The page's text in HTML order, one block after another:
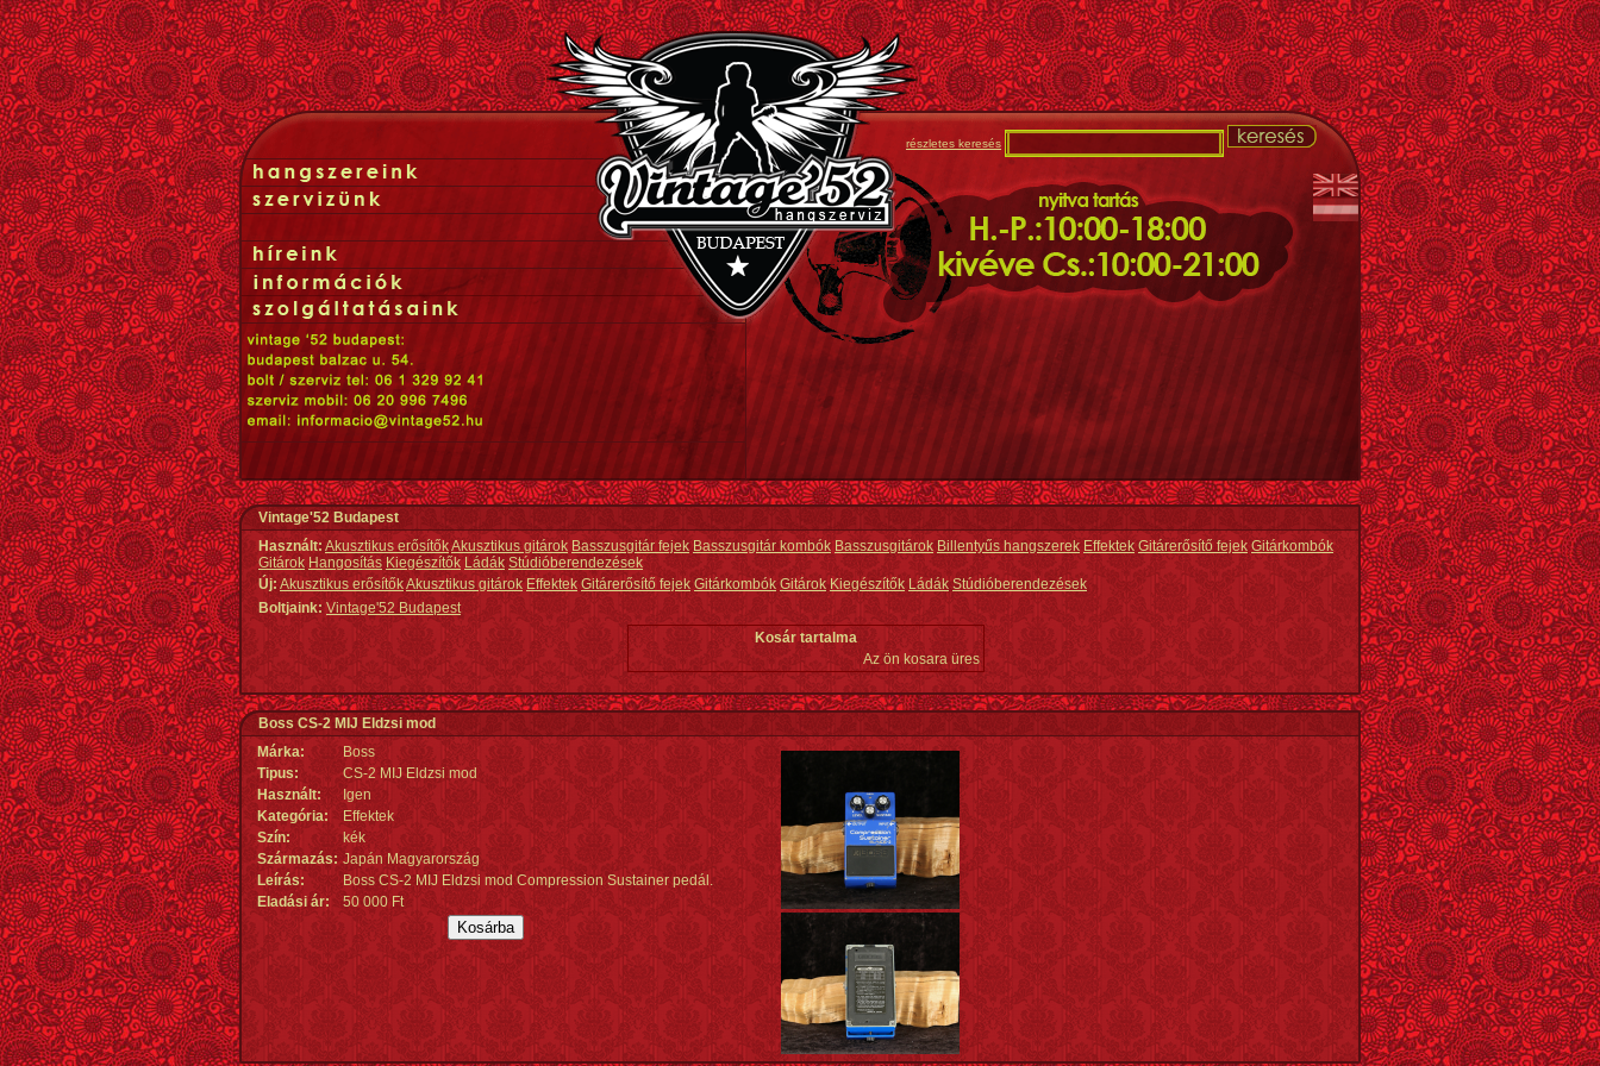
részletes keresés
Vintage'52 Budapest
Használt: Akusztikus erősítőkAkusztikus gitárok Basszusgitár fejek Basszusgitár kombók Basszusgitárok Billentyűs hangszerek Effektek Gitárerősítő fejek Gitárkombók
Gitárok Hangosítás Kiegészítők Ládák Stúdióberendezések
Új:Akusztikus erősítőkAkusztikus gitárok Effektek Gitárerősítő fejek Gitárkombók Gitárok Kiegészítők Ládák Stúdióberendezések
Boltjaink: Vintage'52 Budapest
Kosár tartalma
Az ön kosara üres
Boss CS-2 MIJ Eldzsi mod
Márka:
Boss
Tipus:
CS-2 MIJ Eldzsi mod
Használt:
Igen
Kategória:
Effektek
Szín:
kék
Származás: Japán Magyarország
Leírás:
Boss CS-2 MIJ Eldzsi mod Compression Sustainer pedál.
Eladási ár:
50 000 Ft